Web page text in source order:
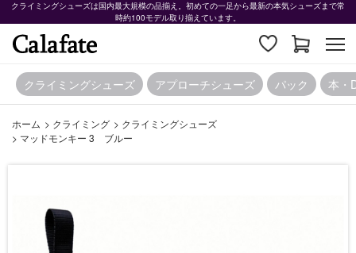
クライミングシューズは国内最大規模の品揃え。初めての一足から最新の本気シューズまで常
時約100モデル取り揃えています。
クライミングシューズ アプローチシューズ パック 本・
ホーム > クライミング > クライミングシューズ
> マッドモンキー 3 ブルー